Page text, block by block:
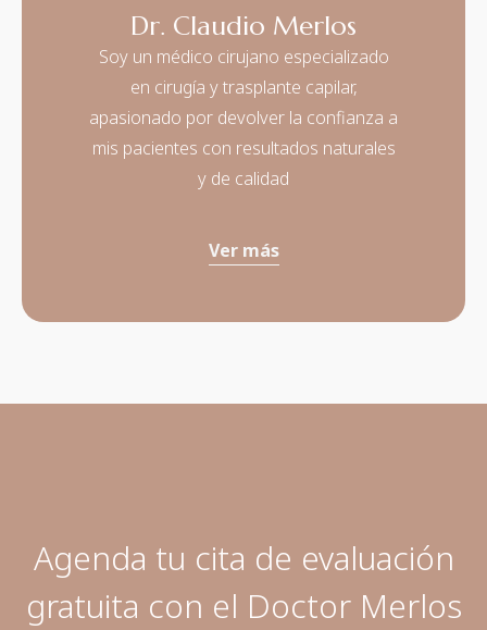
Dr. Claudio Merlos
Soy un médico cirujano especializado
en cirugía y trasplante capilar,
apasionado por devolver la confianza a
mis pacientes con resultados naturales
y de calidad
Ver más
Agenda tu cita de evaluación
gratuita con el Doctor Merlos